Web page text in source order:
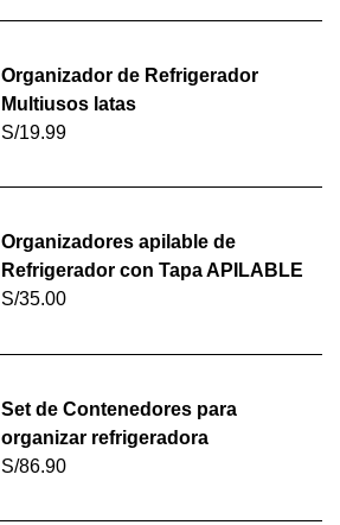
Organizador de Refrigerador
Multiusos latas
S/19.99
Organizadores apilable de
Refrigerador con Tapa APILABLE
S/35.00
Set de Contenedores para
organizar refrigeradora
S/86.90